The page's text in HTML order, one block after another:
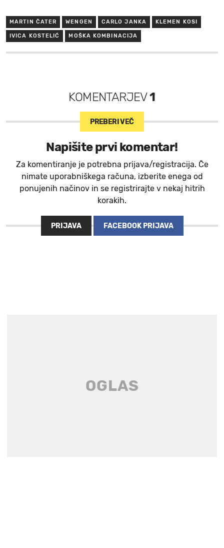
MARTIN ČATER WENGEN CARLO JANKA KLEMEN KOSI
IVICA KOSTELIĆ MOŠKA KOMBINACIJA
KOMENTARJEV1
PREBERI VEČ
Napišite prvi komentar!
Za komentiranje je potrebna prijava/registracija. Če
nimate uporabniškega računa, izberite enega od
ponujenih načinov in se registrirajte v nekaj hitrih
korakih.
PRIJAVA FACEBOOK PRIJAVA